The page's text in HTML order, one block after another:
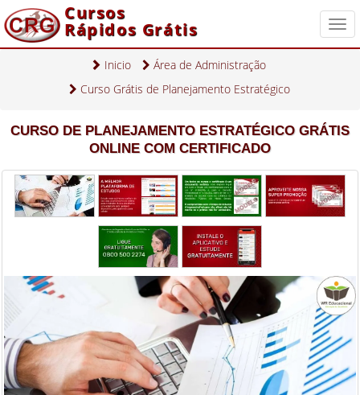
Cursos
Rápidos Grátis
Inicio
Área de Administração
Curso Grátis de Planejamento Estratégico
CURSO DE PLANEJAMENTO ESTRATÉGICO GRÁTIS
ONLINE COM CERTIFICADO